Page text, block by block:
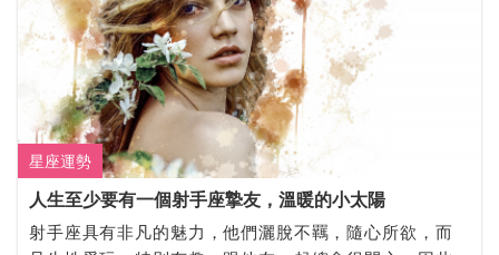
星座運勢
人生至少要有一個射手座摯友，溫暖的小太陽
射手座具有非凡的魅力，他們灑脫不羈，隨心所欲，而